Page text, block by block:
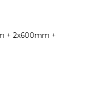
+ 2x600mm +